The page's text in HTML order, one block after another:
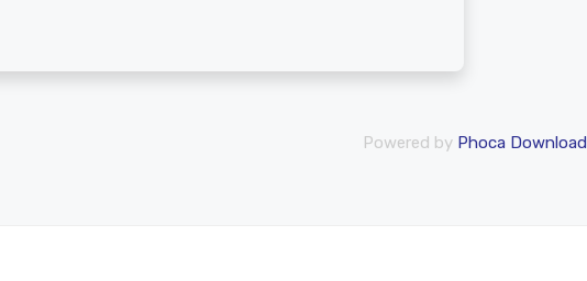
Powered by Phoca Download